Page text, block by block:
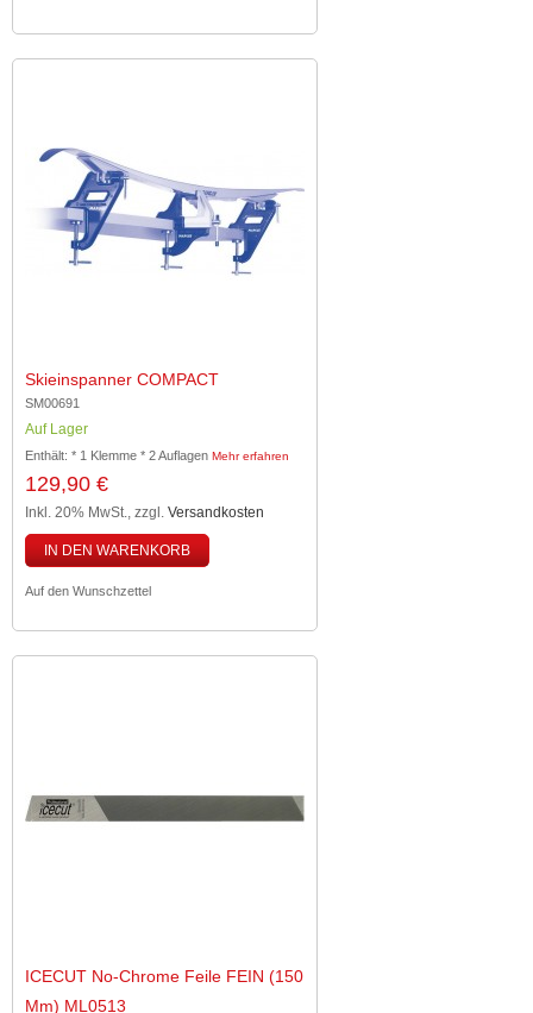
Skieinspanner COMPACT
SM00691
Auf Lager
Enthält: * 1 Klemme * 2 Auflagen Mehr erfahren
129,90 €
Inkl. 20% MwSt., zzgl. Versandkosten
IN DEN WARENKORB
Auf den Wunschzettel
ICECUT No-Chrome Feile FEIN (150
Mm) ML0513